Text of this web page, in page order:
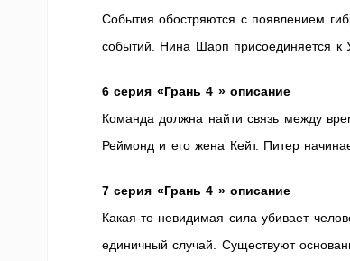
События обостряются с появлением
событий. Нина Шарп присоединяется к
6 серия «Грань 4 » описание
Команда должна найти связь между
Реймонд и его жена Кейт. Питер
7 серия «Грань 4 » описание
Какая-то невидимая сила убивает
единичный случай. Существуют